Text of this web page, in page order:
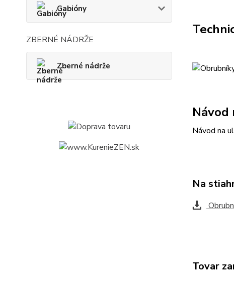
Gabióny
ZBERNÉ NÁDRŽE
Zberné nádrže
Návod na
Na
Tovar